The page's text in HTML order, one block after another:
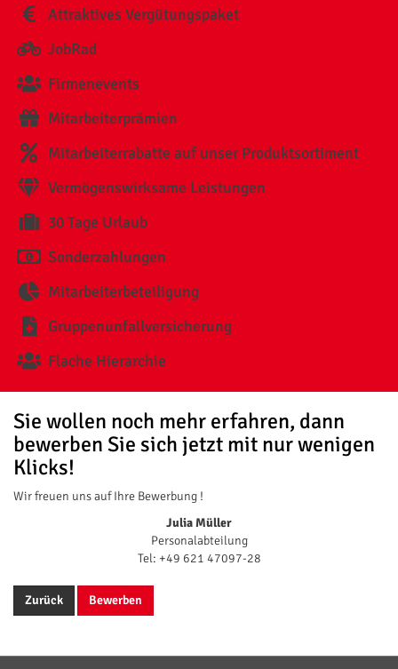
Attraktives Vergütungspaket
JobRad
Firmenevents
Mitarbeiterprämien
Mitarbeiterrabatte auf unser Produktsortiment
Vermögenswirksame Leistungen
30 Tage Urlaub
Sonderzahlungen
Mitarbeiterbeteiligung
Gruppenunfallversicherung
Flache Hierarchie
Sie wollen noch mehr erfahren, dann
bewerben Sie sich jetzt mit nur wenigen
Klicks!
Wir freuen uns auf Ihre Bewerbung !
Julia Müller
Personalabteilung
Tel: +49 621 47097-28
Zurück Bewerben